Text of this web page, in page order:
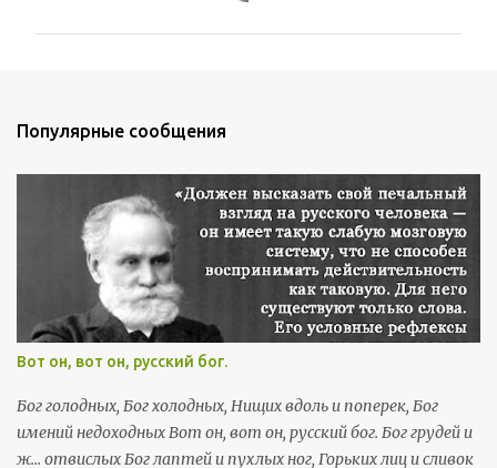
Популярные сообщения
Вот он, вот он, русский бог.
Бог голодных, Бог холодных, Нищих вдоль и поперек, Бог
имений недоходных Вот он, вот он, русский бог. Бог грудей и
ж... отвислых Бог лаптей и пухлых ног, Горьких лиц и сливок